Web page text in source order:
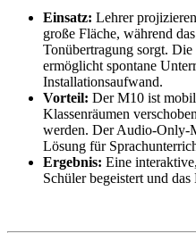
Einsatz: Lehrer
große Fläche, während
Tonübertragung sorgt.
ermöglicht spontane
Installationsaufwand.
Vorteil: Der M10 ist
Klassenräumen
werden. Der Audio-Only-
Lösung für
Ergebnis: Eine
Schüler begeistert und